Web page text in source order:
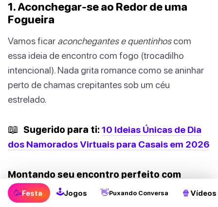
1. Aconchegar-se ao Redor de uma
Fogueira
Vamos ficar aconchegantes e quentinhoscom
essa ideia de encontro com fogo (trocadilho
intencional). Nada grita romance como se aninhar
perto de chamas crepitantes sob um céu
estrelado.
📖 Sugerido para ti: 10 Ideias Únicas de Dia
dos Namorados Virtuais para Casais em 2026
Montando seu encontro perfeito com
fogueira:
🥳Festa 🕹Jogos 👋Puxando Conversa 🍿 Vídeos